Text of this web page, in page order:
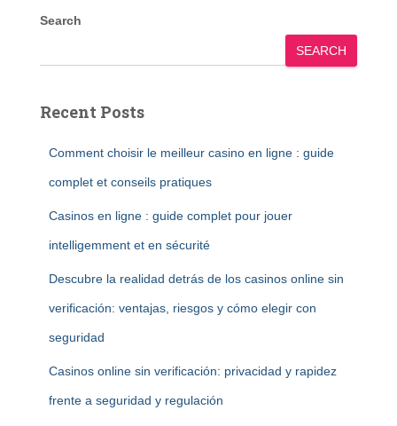
Search
SEARCH
Recent Posts
Comment choisir le meilleur casino en ligne : guide
complet et conseils pratiques
Casinos en ligne : guide complet pour jouer
intelligemment et en sécurité
Descubre la realidad detrás de los casinos online sin
verificación: ventajas, riesgos y cómo elegir con
seguridad
Casinos online sin verificación: privacidad y rapidez
frente a seguridad y regulación